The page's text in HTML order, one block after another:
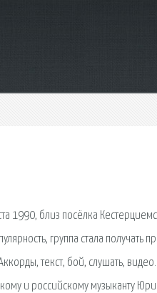
1990, близ посёлка
группа стала получать
текст, бой, слушать,
и российскому музыканту